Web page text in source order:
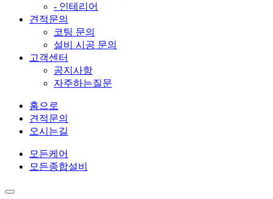
- 인테리어
견적문의
코팅 문의
설비 시공 문의
고객센터
공지사항
자주하는질문
홈으로
견적문의
오시는길
모든케어
모든종합설비